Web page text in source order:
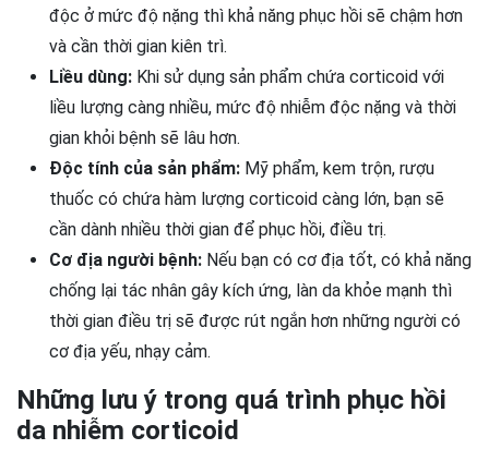
độc ở mức độ nặng thì khả năng phục hồi sẽ chậm hơn
và cần thời gian kiên trì.
Liều dùng: Khi sử dụng sản phẩm chứa corticoid với
liều lượng càng nhiều, mức độ nhiễm độc nặng và thời
gian khỏi bệnh sẽ lâu hơn.
Độc tính của sản phẩm: Mỹ phẩm, kem trộn, rượu
thuốc có chứa hàm lượng corticoid càng lớn, bạn sẽ
cần dành nhiều thời gian để phục hồi, điều trị.
Cơ địa người bệnh: Nếu bạn có cơ địa tốt, có khả năng
chống lại tác nhân gây kích ứng, làn da khỏe mạnh thì
thời gian điều trị sẽ được rút ngắn hơn những người có
cơ địa yếu, nhạy cảm.
Những lưu ý trong quá trình phục hồi
da nhiễm corticoid